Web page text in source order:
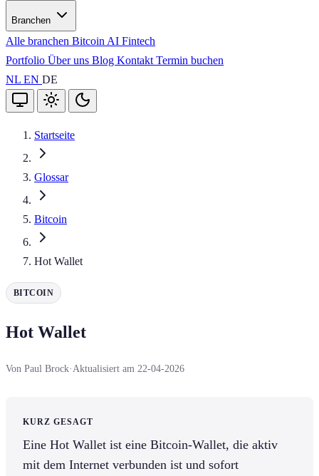
Branchen
Alle branchen Bitcoin AI Fintech
Portfolio Über uns Blog Kontakt Termin buchen
NL EN DE
Startseite
Glossar
Bitcoin
Hot Wallet
BITCOIN
Hot Wallet
Von Paul Brock· Aktualisiert am 22-04-2026
KURZ GESAGT
Eine Hot Wallet ist eine Bitcoin-Wallet, die aktiv
mit dem Internet verbunden ist und sofort